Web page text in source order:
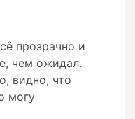
прозрачно и
чем ожидал.
видно, что
могу